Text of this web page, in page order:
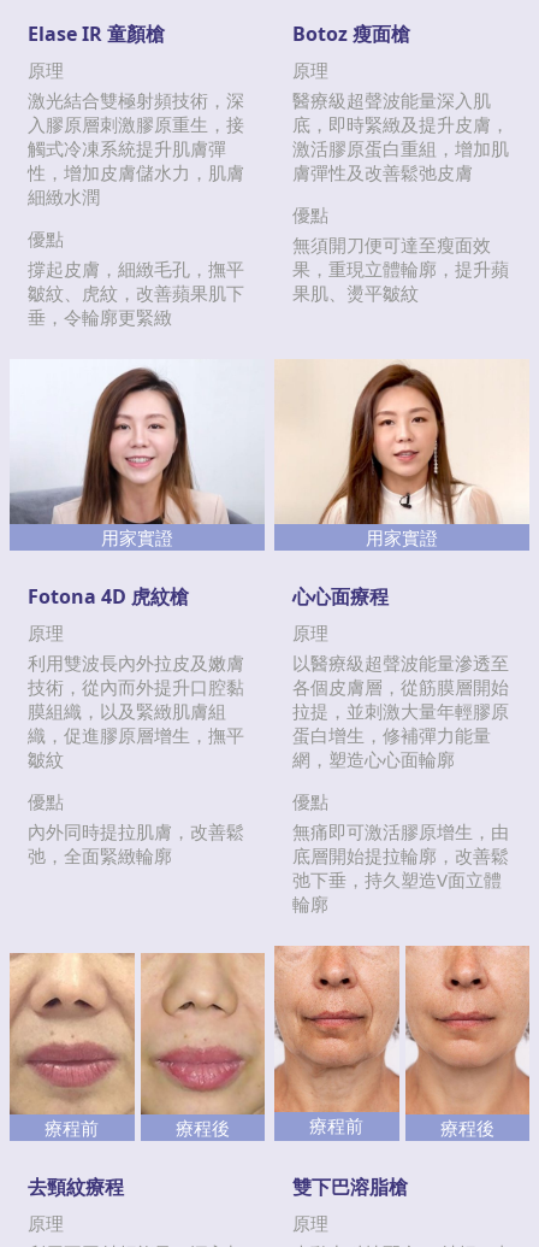
Elase IR 童顏槍
原理
激光結合雙極射頻技術，深
入膠原層刺激膠原重生，接
觸式冷凍系統提升肌膚彈
性，增加皮膚儲水力，肌膚
細緻水潤
優點
撐起皮膚，細緻毛孔，撫平
皺紋、虎紋，改善蘋果肌下
垂，令輪廓更緊緻
用家實證
Botoz 瘦面槍
原理
醫療級超聲波能量深入肌
底，即時緊緻及提升皮膚，
激活膠原蛋白重組，增加肌
膚彈性及改善鬆弛皮膚
優點
無須開刀便可達至瘦面效
果，重現立體輪廓，提升蘋
果肌、燙平皺紋
用家實證
Fotona 4D 虎紋槍
原理
利用雙波長內外拉皮及嫩膚
技術，從內而外提升口腔黏
膜組織，以及緊緻肌膚組
織，促進膠原層增生，撫平
皺紋
優點
內外同時提拉肌膚，改善鬆
弛，全面緊緻輪廓
療程前 療程後
心心面療程
原理
以醫療級超聲波能量滲透至
各個皮膚層，從筋膜層開始
拉提，並刺激大量年輕膠原
蛋白增生，修補彈力能量
網，塑造心心面輪廓
優點
無痛即可激活膠原增生，由
底層開始提拉輪廓，改善鬆
弛下垂，持久塑造V面立體
輪廓
療程前 療程後
去頸紋療程
原理
雙下巴溶脂槍
原理